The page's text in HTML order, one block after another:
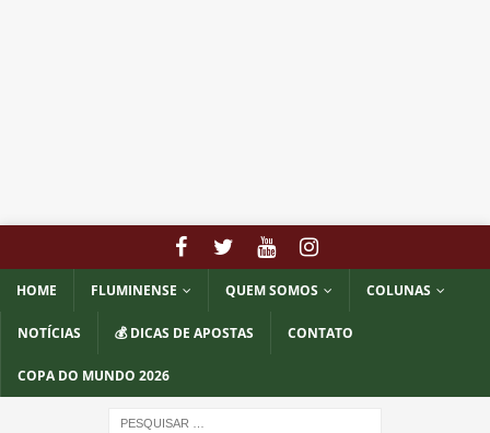
HOME FLUMINENSE QUEM SOMOS COLUNAS
NOTÍCIAS 💰 DICAS DE APOSTAS CONTATO
COPA DO MUNDO 2026